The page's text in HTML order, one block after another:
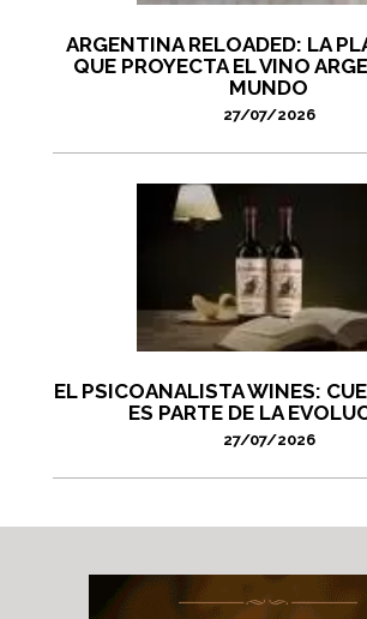
ARGENTINA RELOADED: LA
QUE PROYECTA EL VINO
MUNDO
27/07/2026
EL PSICOANALISTA WINES:
ES PARTE DE LA
27/07/2026